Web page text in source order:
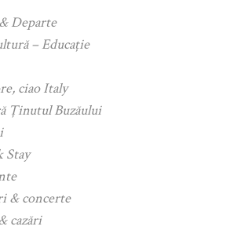
Departe
– Educație
ciao Italy
Ținutul Buzăului
Stay
& concerte
cazări